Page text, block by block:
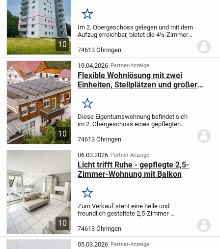
10
Merken
Im 2. Obergeschoss gelegen und mit dem
Aufzug erreichbar, bietet die 4½-Zimmer-
auf ca. 108 m² Wohnfläche mit einer
harmonischen Raumaufteilung. Der
Wohnbereich lädt...
74613 Öhringen
10
19.04.2026 Partner-Anzeige
Flexible Wohnlösung mit zwei
Einheiten, Stellplätzen und großer
Merken
Diese Eigentumswohnung befindet sich
im 2. Obergeschoss eines gepflegten
separate Wohneinheiten, die als
Gesamtpaket veräußert werden. Die
Kombination aus einer...
74613 Öhringen
10
06.03.2026 Partner-Anzeige
Licht trifft Ruhe - gepflegte 2,5-
Zimmer-Wohnung mit Balkon
Merken
Zum Verkauf steht eine helle und
freundlich gestaltete 2,5-Zimmer-
einer gepflegten, in solider Bauweise
errichteten Wohnanlage in beliebter
Wohnlage von Öhringen....
74613 Öhringen
05.03.2026 Partner-Anzeige